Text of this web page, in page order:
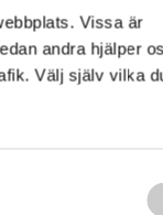
Vissa är
andra hjälper
Välj själv vilka